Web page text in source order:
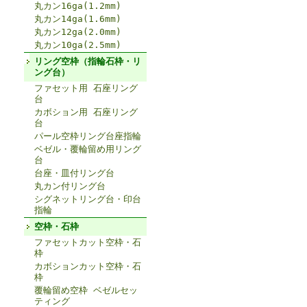
丸カン16ga(1.2mm)
丸カン14ga(1.6mm)
丸カン12ga(2.0mm)
丸カン10ga(2.5mm)
リング空枠（指輪石枠・リ
ング台）
ファセット用 石座リング
台
カボション用 石座リング
台
パール空枠リング台座指輪
ベゼル・覆輪留め用リング
台
台座・皿付リング台
丸カン付リング台
シグネットリング台・印台
指輪
空枠・石枠
ファセットカット空枠・石
枠
カボションカット空枠・石
枠
覆輪留め空枠 ベゼルセッ
ティング